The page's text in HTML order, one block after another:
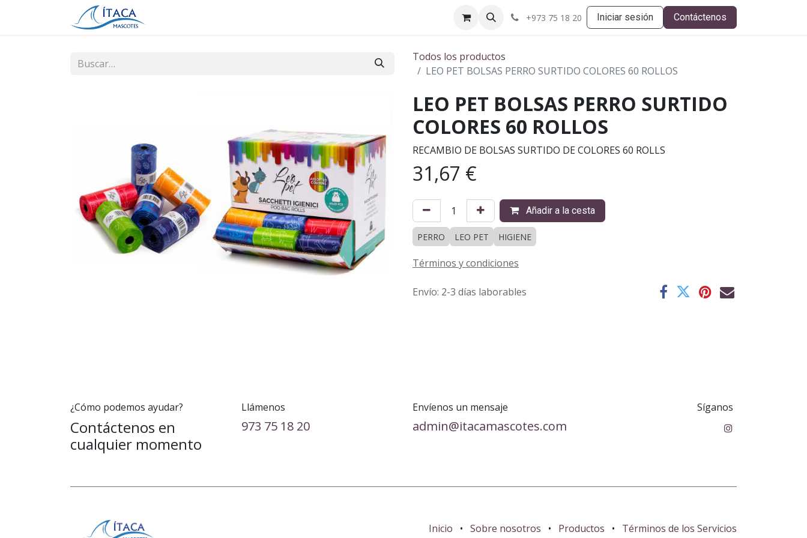
+973 75 18 20 Iniciar sesión Contáctenos
Todos los productos
LEO PET BOLSAS PERRO SURTIDO COLORES 60 ROLLOS
LEO PET BOLSAS PERRO SURTIDO
COLORES 60 ROLLOS
RECAMBIO DE BOLSAS SURTIDO DE COLORES 60 ROLLS
31,67 €
Añadir a la cesta
PERRO LEO PET HIGIENE
Términos y condiciones
Envío: 2-3 días laborables
¿Cómo podemos ayudar?
Contáctenos en
cualquier momento
Llámenos
973 75 18 20
Envíenos un mensaje
admin@itacamascotes.com
Síganos
Inicio • Sobre nosotros • Productos • Términos de los Servicios